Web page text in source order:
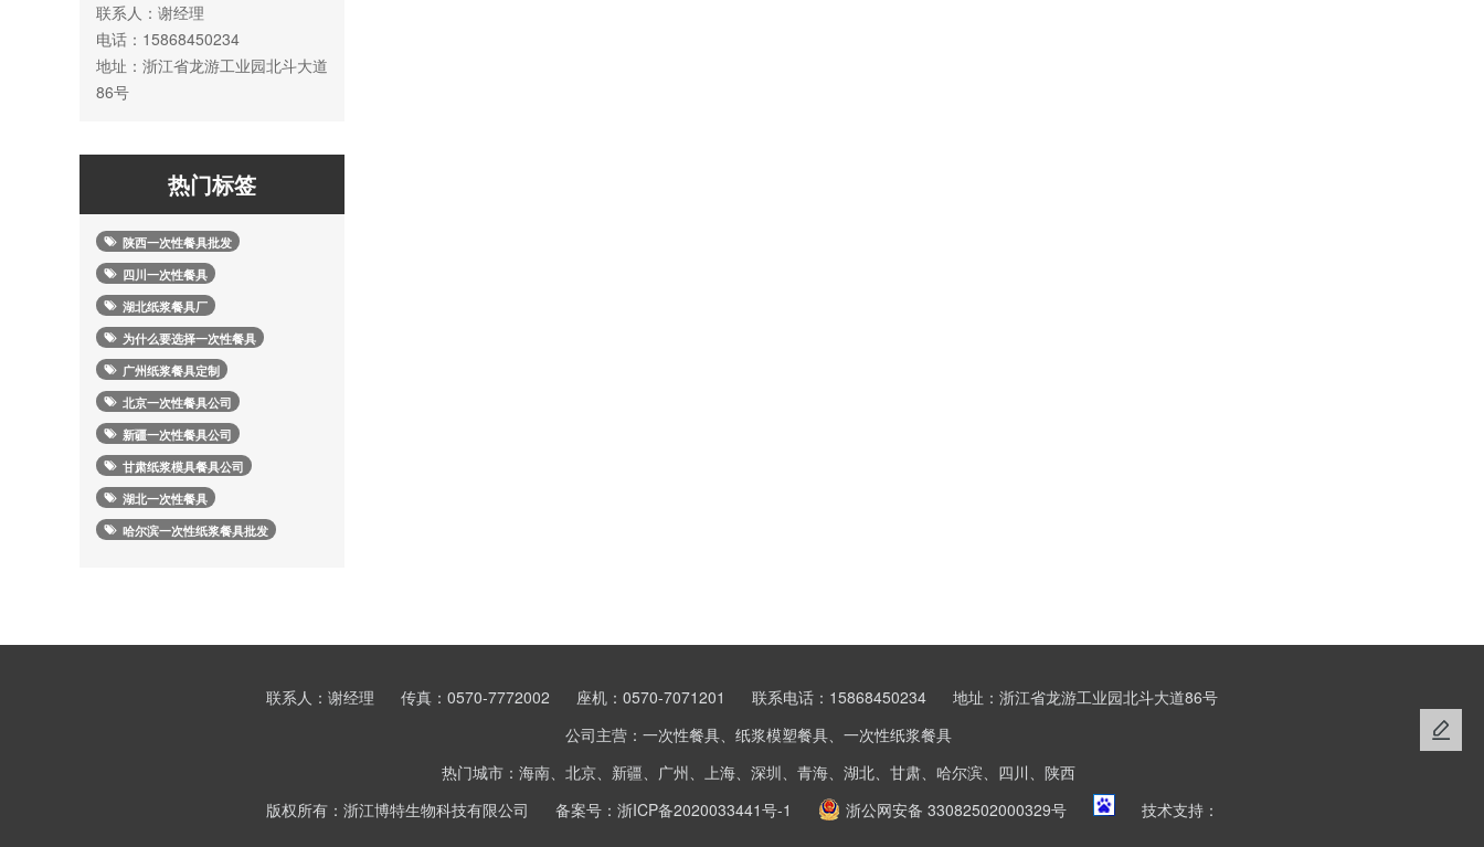
联系人：谢经理
电话：15868450234
地址：浙江省龙游工业园北斗大道
86号
热门标签
陕西一次性餐具批发
四川一次性餐具
湖北纸浆餐具厂
为什么要选择一次性餐具
广州纸浆餐具定制
北京一次性餐具公司
新疆一次性餐具公司
甘肃纸浆模具餐具公司
湖北一次性餐具
哈尔滨一次性纸浆餐具批发
联系人：谢经理 传真：0570-7772002 座机：0570-7071201 联系电话：15868450234
地址：浙江省龙游工业园北斗大道86号
公司主营：一次性餐具、纸浆模塑餐具、一次性纸浆餐具
热门城市：海南、北京、新疆、广州、上海、深圳、青海、湖北、甘肃、哈尔滨、四川、陕西
版权所有：浙江博特生物科技有限公司
备案号： 浙ICP备2020033441号-1 浙公网安备 33082502000329号 技术支持：